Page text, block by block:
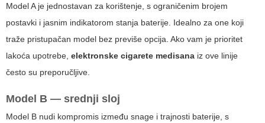
Model A je jednostavan za korištenje, s ograničenim brojem
postavki i jasnim indikatorom stanja baterije. Idealno za one koji
traže pristupačan model bez previše opcija. Ako vam je prioritet
lakoća upotrebe, elektronske cigarete medisana iz ove linije
često su preporučljive.
Model B — srednji sloj
Model B nudi kompromis između snage i trajnosti baterije, s